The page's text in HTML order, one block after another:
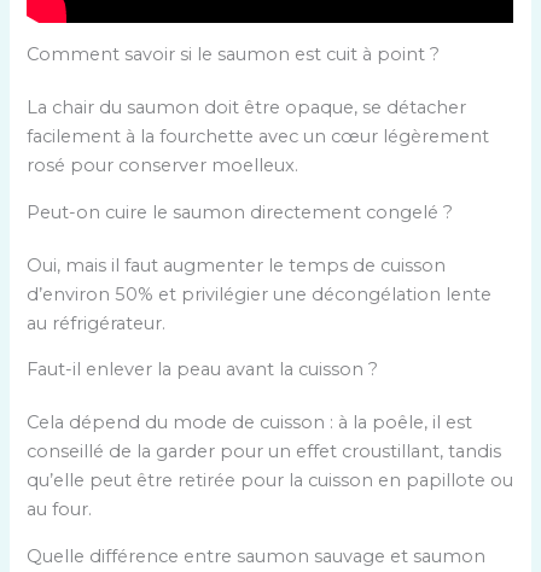
s
c
u
r
a
e
u
p
r
é
p
a
Comment savoir si le saumon est cuit à point ?
La chair du saumon doit être opaque, se détacher
facilement à la fourchette avec un cœur légèrement
rosé pour conserver moelleux.
Peut-on cuire le saumon directement congelé ?
Oui, mais il faut augmenter le temps de cuisson
d’environ 50% et privilégier une décongélation lente
au réfrigérateur.
Faut-il enlever la peau avant la cuisson ?
Cela dépend du mode de cuisson : à la poêle, il est
conseillé de la garder pour un effet croustillant, tandis
qu’elle peut être retirée pour la cuisson en papillote ou
au four.
Quelle différence entre saumon sauvage et saumon